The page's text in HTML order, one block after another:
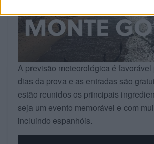
A previsão meteorológica é favorável
dias da prova e as entradas são
estão reunidos os principais
seja um evento memorável e com
incluindo espanhóis.